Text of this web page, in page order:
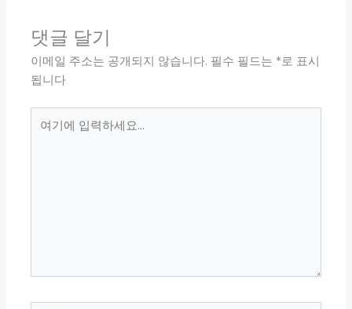
댓글 달기
이메일 주소는 공개되지 않습니다. 필수 필드는 *로 표시
됩니다